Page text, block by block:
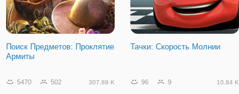
Поиск Предметов: Проклятие
Армиты
Тачки: Скорость Молнии
5470 502 307.89 K 96 9 10.84 K